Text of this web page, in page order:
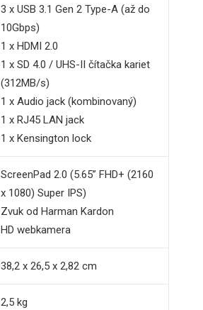
3 x USB 3.1 Gen 2 Type-A (až do
10Gbps)
1 x HDMI 2.0
1 x SD 4.0 / UHS-II čítačka kariet
(312MB/s)
1 x Audio jack (kombinovaný)
1 x RJ45 LAN jack
1 x Kensington lock
ScreenPad 2.0 (5.65” FHD+ (2160
x 1080) Super IPS)
Zvuk od Harman Kardon
HD webkamera
38,2 x 26,5 x 2,82 cm
2,5 kg